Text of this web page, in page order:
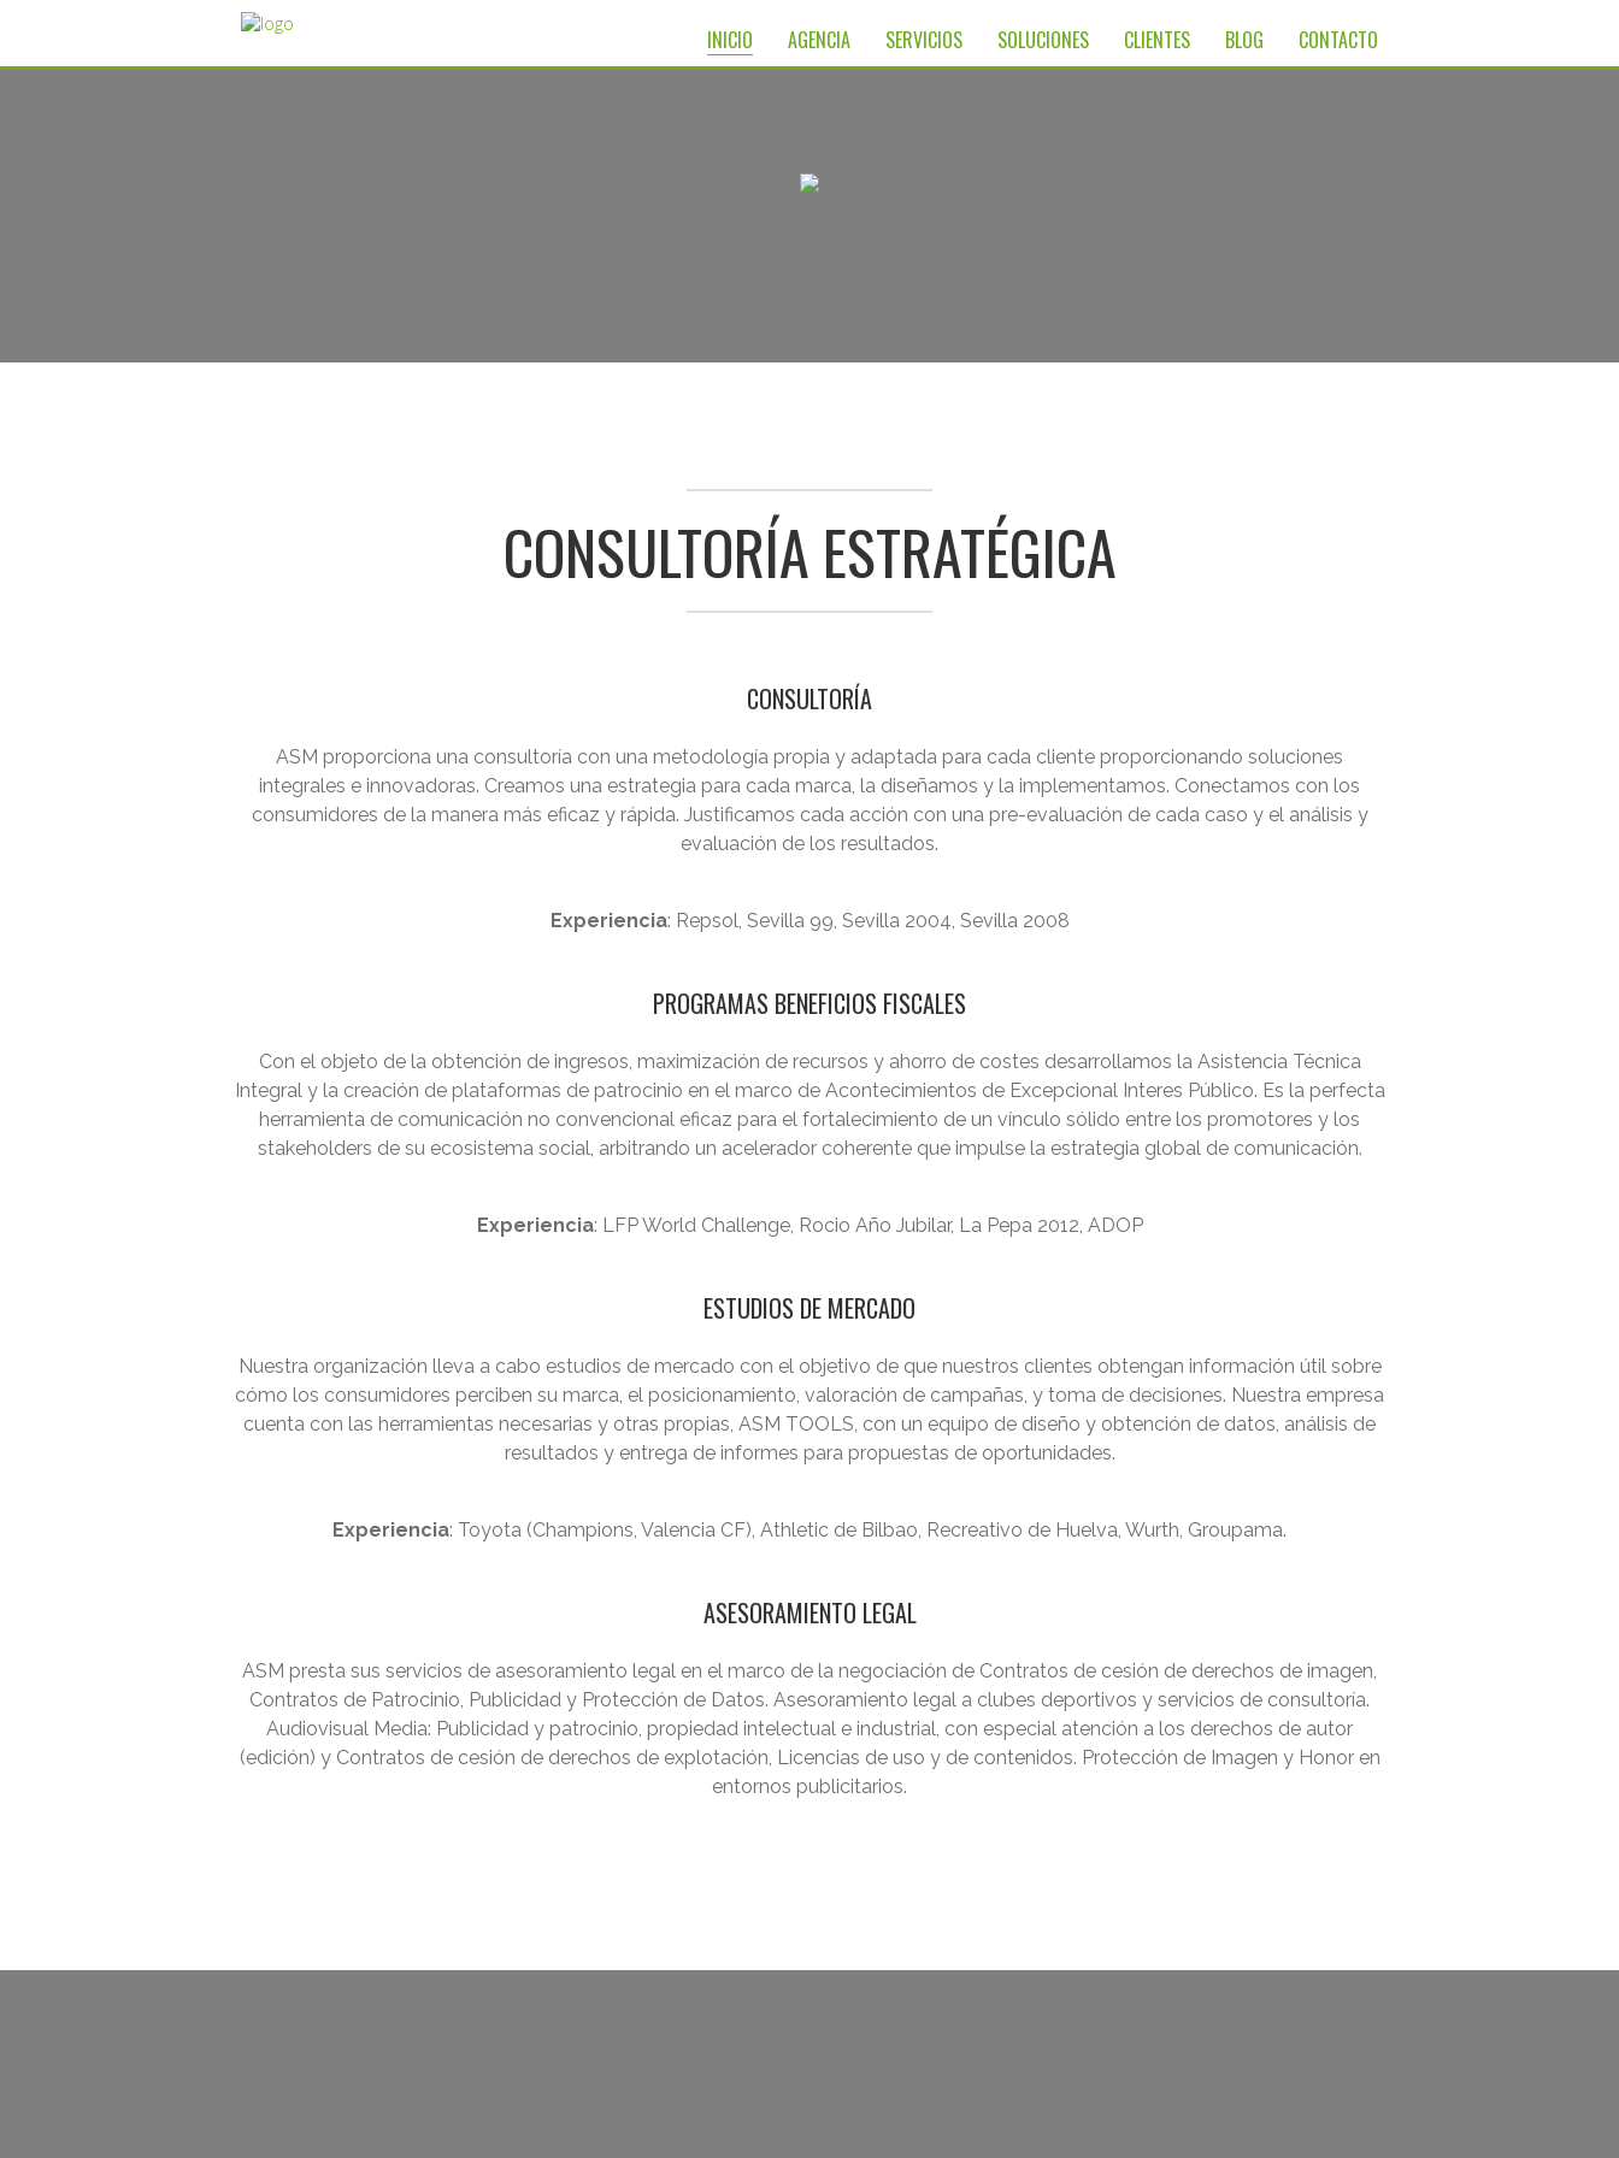
INICIO AGENCIA SERVICIOS SOLUCIONES CLIENTES BLOG CONTACTO
CONSULTORÍA ESTRATÉGICA
CONSULTORÍA
ASM proporciona una consultoría con una metodología propia y adaptada para cada cliente proporcionando soluciones
integrales e innovadoras. Creamos una estrategia para cada marca, la diseñamos y la implementamos. Conectamos con los
consumidores de la manera más eficaz y rápida. Justificamos cada acción con una pre-evaluación de cada caso y el análisis y
evaluación de los resultados.
Experiencia: Repsol, Sevilla 99, Sevilla 2004, Sevilla 2008
PROGRAMAS BENEFICIOS FISCALES
Con el objeto de la obtención de ingresos, maximización de recursos y ahorro de costes desarrollamos la Asistencia Técnica
Integral y la creación de plataformas de patrocinio en el marco de Acontecimientos de Excepcional Interes Público. Es la perfecta
herramienta de comunicación no convencional eficaz para el fortalecimiento de un vínculo sólido entre los promotores y los
stakeholders de su ecosistema social, arbitrando un acelerador coherente que impulse la estrategia global de comunicación.
Experiencia: LFP World Challenge, Rocio Año Jubilar, La Pepa 2012, ADOP
ESTUDIOS DE MERCADO
Nuestra organización lleva a cabo estudios de mercado con el objetivo de que nuestros clientes obtengan información útil sobre
cómo los consumidores perciben su marca, el posicionamiento, valoración de campañas, y toma de decisiones. Nuestra empresa
cuenta con las herramientas necesarias y otras propias, ASM TOOLS, con un equipo de diseño y obtención de datos, análisis de
resultados y entrega de informes para propuestas de oportunidades.
Experiencia: Toyota (Champions, Valencia CF), Athletic de Bilbao, Recreativo de Huelva, Wurth, Groupama.
ASESORAMIENTO LEGAL
ASM presta sus servicios de asesoramiento legal en el marco de la negociación de Contratos de cesión de derechos de imagen,
Contratos de Patrocinio, Publicidad y Protección de Datos. Asesoramiento legal a clubes deportivos y servicios de consultoría.
Audiovisual Media: Publicidad y patrocinio, propiedad intelectual e industrial, con especial atención a los derechos de autor
(edición) y Contratos de cesión de derechos de explotación, Licencias de uso y de contenidos. Protección de Imagen y Honor en
entornos publicitarios.